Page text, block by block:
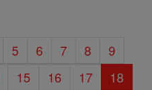
5 6 7 8
9
15 16 17
18